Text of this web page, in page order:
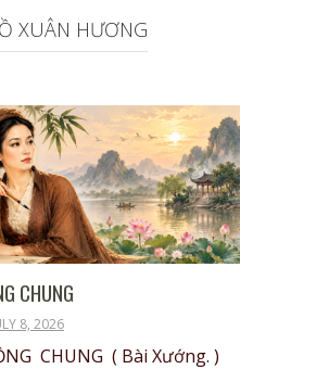
XUÂN HƯƠNG
CHUNG
8, 2026
CHUNG ( Bài Xướng. )